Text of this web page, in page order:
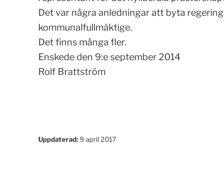
Det var några anledningar att byta
kommunalfullmäktige.
Det finns många fler.
Enskede den 9:e september 2014
Rolf Brattström
Uppdaterad:9 april 2017